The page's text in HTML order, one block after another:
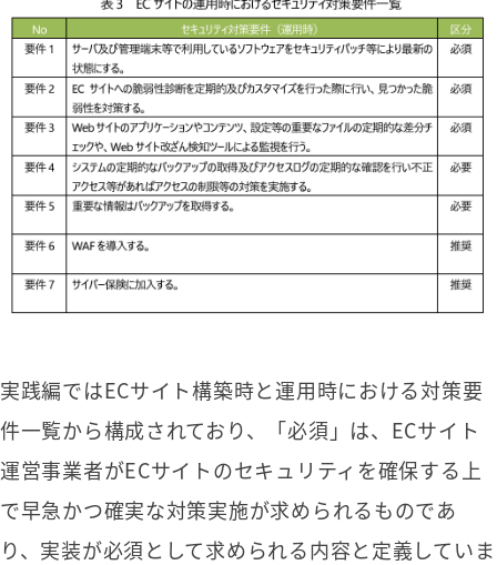
実践編ではECサイト構築時と運用時における対策要
件一覧から構成されており、「必須」は、ECサイト
運営事業者がECサイトのセキュリティを確保する上
で早急かつ確実な対策実施が求められるものであ
り、実装が必須として求められる内容と定義していま